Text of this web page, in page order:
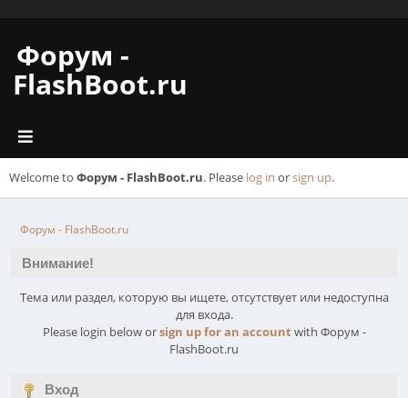
Форум -
FlashBoot.ru
Welcome to Форум - FlashBoot.ru. Please log in orsign up.
Форум - FlashBoot.ru
Внимание!
Тема или раздел, которую вы ищете, отсутствует или недоступна
для входа.
Please login below orsign up for an accountwith Форум -
FlashBoot.ru
Вход